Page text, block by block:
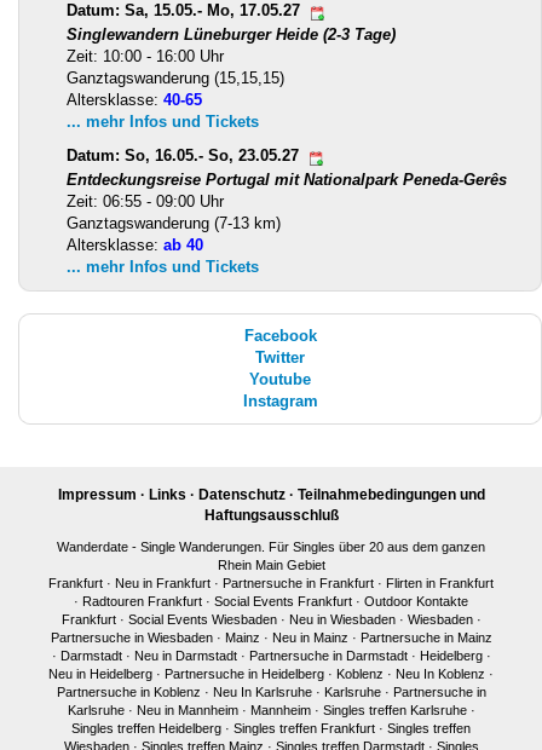
Datum: Sa, 15.05.- Mo, 17.05.27
Singlewandern Lüneburger Heide (2-3 Tage)
Zeit: 10:00 - 16:00 Uhr
Ganztagswanderung (15,15,15)
Altersklasse: 40-65
... mehr Infos und Tickets
Datum: So, 16.05.- So, 23.05.27
Entdeckungsreise Portugal mit Nationalpark Peneda-Gerês
Zeit: 06:55 - 09:00 Uhr
Ganztagswanderung (7-13 km)
Altersklasse: ab 40
... mehr Infos und Tickets
Facebook
Twitter
Youtube
Instagram
Impressum · Links · Datenschutz· Teilnahmebedingungen und
Haftungsausschluß
Wanderdate - Single Wanderungen. Für Singles über 20 aus dem ganzen
Rhein Main Gebiet
Frankfurt · Neu in Frankfurt · Partnersuche in Frankfurt · Flirten in Frankfurt
· Radtouren Frankfurt · Social Events Frankfurt · Outdoor Kontakte
Frankfurt· Social Events Wiesbaden· Neu in Wiesbaden· Wiesbaden·
Partnersuche in Wiesbaden· Mainz · Neu in Mainz · Partnersuche in Mainz
· Darmstadt· Neu in Darmstadt· Partnersuche in Darmstadt· Heidelberg·
Neu in Heidelberg · Partnersuche in Heidelberg · Koblenz · Neu In Koblenz ·
Partnersuche in Koblenz · Neu In Karlsruhe· Karlsruhe· Partnersuche in
Karlsruhe· Neu in Mannheim· Mannheim· Singles treffen Karlsruhe·
Singles treffen Heidelberg · Singles treffen Frankfurt · Singles treffen
Wiesbaden· Singles treffen Mainz · Singles treffen Darmstadt· Singles